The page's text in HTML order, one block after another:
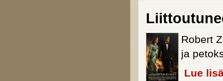
Robert
ja
Lue